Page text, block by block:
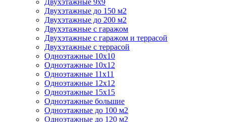
Двухэтажные 9х9
Двухэтажные до 150 м2
Двухэтажные до 200 м2
Двухэтажные с гаражом
Двухэтажные с гаражом и террасой
Двухэтажные с террасой
Одноэтажные 10х10
Одноэтажные 10х12
Одноэтажные 11х11
Одноэтажные 12х12
Одноэтажные 15х15
Одноэтажные большие
Одноэтажные до 100 м2
Одноэтажные до 120 м2